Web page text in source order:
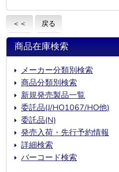
＜＜ 戻る
商品在庫検索
メーカー分類別検索
商品分類別検索
新規発売製品一覧
委託品(J/HO1067/HO他)
委託品(N)
発売入荷・先行予約情報
詳細検索
バーコード検索